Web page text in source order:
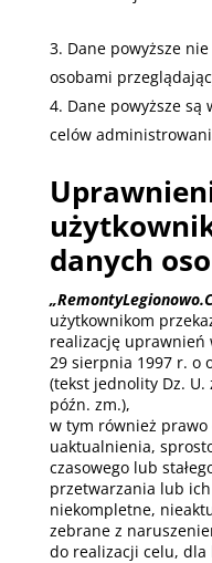
Dane powyższe
osobami
Dane powyższe są
celów
danych
użytkownikom
realizację uprawnień
29 sierpnia 1997 r. o
(tekst jednolity Dz. U.
późn. zm.),
w tym również prawo
uaktualnienia,
czasowego lub
przetwarzania lub
niekompletne,
zebrane z
do realizacji celu, dla